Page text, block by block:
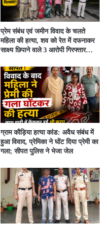
प्रेम संबंध एवं जमीन विवाद के चलते
महिला की हत्या, शव को रेत में दफनाकर
साक्ष्य छिपाने वाले 3 आरोपी गिरफ्तार…
ग्राम कौड़िया हत्या कांड: अवैध संबंध में
हुआ विवाद, प्रेमिका ने घोंट दिया प्रेमी का
गला; सीपत पुलिस ने भेजा जेल